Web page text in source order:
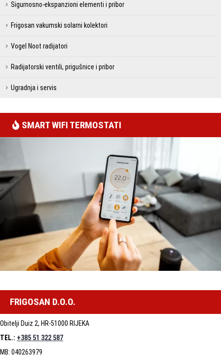
Sigurnosno-ekspanzioni elementi i pribor
Frigosan vakumski solarni kolektori
Vogel Noot radijatori
Radijatorski ventili, prigušnice i pribor
Ugradnja i servis
SMART WIFI TERMOSTATI
FRIGOSAN D.O.O.
Obitelji Duiz 2, HR-51000 RIJEKA
TEL.: +385 51 322 587
MB: 040263979